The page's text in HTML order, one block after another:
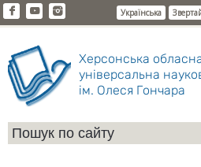
Українська
Херсонська
універсальна
ім. Олеся Гончара